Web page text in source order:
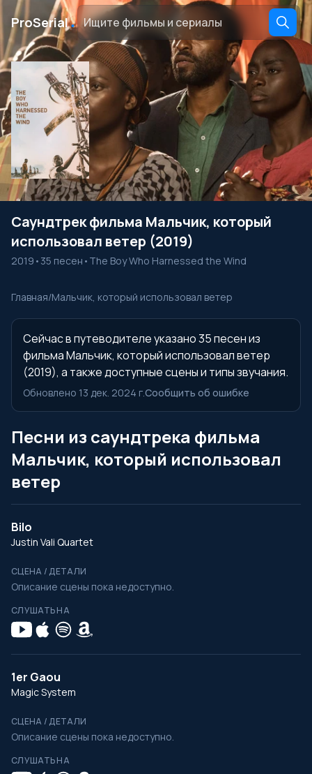
ProSerial․
Саундтрек фильма Мальчик, который
использовал ветер (2019)
2019 • 35 песен • The Boy Who Harnessed the Wind
Главная/Мальчик, который использовал ветер
Сейчас в путеводителе указано 35 песен из
фильма Мальчик, который использовал ветер
(2019), а также доступные сцены и типы звучания.
Обновлено 13 дек. 2024 г.Сообщить об ошибке
Песни из саундтрека фильма
Мальчик, который использовал
ветер
Bilo
Justin Vali Quartet
СЦЕНА / ДЕТАЛИ
Описание сцены пока недоступно.
СЛУШАТЬ НА
1er Gaou
Magic System
СЦЕНА / ДЕТАЛИ
Описание сцены пока недоступно.
СЛУШАТЬ НА